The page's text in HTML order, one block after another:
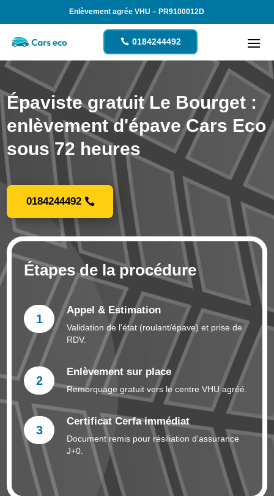
Enlèvement agrée VHU – PR9100012D
0184244492
Épaviste gratuit Le Bourget :
enlèvement d'épave Cars Eco
sous 72 heures
0184244492
Étapes de la procédure
1
Appel & Estimation
Validation de l'état (roulant/épave) et prise de
RDV.
2
Enlèvement sur place
Remorquage gratuit vers le centre VHU agréé.
3
Certificat Cerfa immédiat
Document remis pour résiliation d'assurance
J+0.